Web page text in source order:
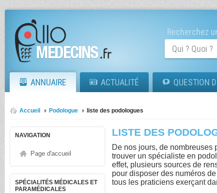
Recherchez
ANNUAIRE ACTUALITÉ QUESTION
Accueil Podologue liste des podologues
NAVIGATION
Page d'accueil
SPÉCIALITÉS MÉDICALES ET
PARAMÉDICALES
LISTE DES
De nos jours, de
trouver un spécialiste en
effet, plusieurs sources de
pour disposer des numéros
tous les praticiens exerçant